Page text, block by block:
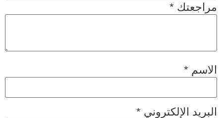
مراجعتك *
الاسم *
البريد الإلكتروني *